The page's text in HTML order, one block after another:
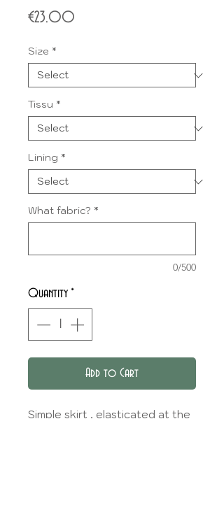
€23.00
Size *
Tissu *
Lining *
What fabric? *
0/500
Quantity *
Add to Cart
Simple skirt , elasticated at the